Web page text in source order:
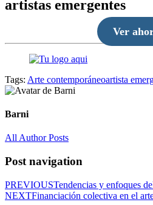
artistas emergentes
Ver
Tags: Arte contemporáneoartista
Barni
All Author Posts
Post navigation
PREVIOUSTendencias y enfoques
NEXTFinanciación colectiva en el